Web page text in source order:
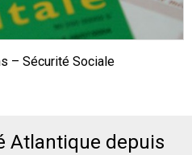
– Sécurité Sociale
Atlantique depuis